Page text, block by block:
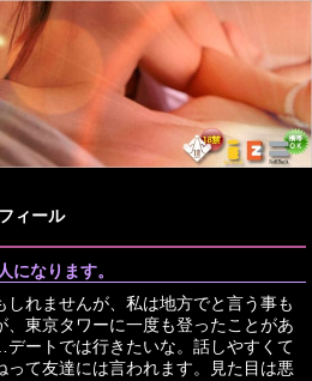
ィール
になります。
しれませんが、私は地方でと言う事も
、東京タワーに一度も登ったことがあ
デートでは行きたいな。話しやすくて
って友達には言われます。見た目は悪